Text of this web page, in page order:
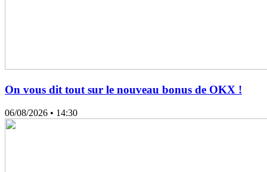
On vous dit tout sur le nouveau bonus de OKX !
06/08/2026 • 14:30